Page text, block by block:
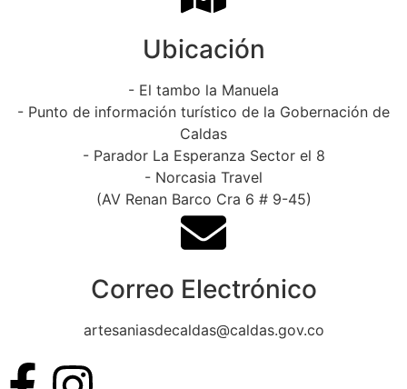
Ubicación
- El tambo la Manuela
- Punto de información turístico de la Gobernación de
Caldas
- Parador La Esperanza Sector el 8
- Norcasia Travel
(AV Renan Barco Cra 6 # 9-45)
Correo Electrónico
artesaniasdecaldas@caldas.gov.co